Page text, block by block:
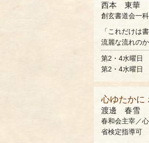
西本 東華
創玄書道会一
「これだけは
流麗な流れの
第2・4水曜日
第2・4水曜日
心ゆたかに
渡邊 春雪
春和会主宰／
省検定指導可